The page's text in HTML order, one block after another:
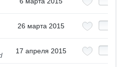
26 марта 2015
17 апреля 2015